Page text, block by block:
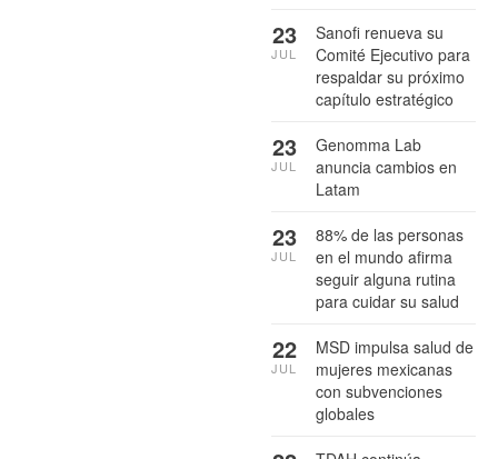
Sanofi renueva su
Comité Ejecutivo para
respaldar su próximo
capítulo estratégico
23
JUL
Genomma Lab
anuncia cambios en
Latam
23
JUL
88% de las personas
en el mundo afirma
seguir alguna rutina
para cuidar su salud
23
JUL
MSD impulsa salud de
mujeres mexicanas
con subvenciones
globales
22
JUL